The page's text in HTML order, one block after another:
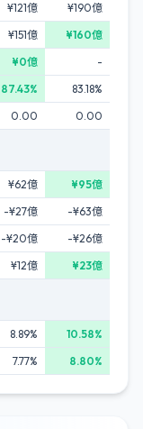
¥121億
¥190億
¥151億
¥160億
¥0億
-
87.43%
83.18%
0.00 0.00
¥62億
¥95億
-¥27億
-¥63億
-¥20億
-¥26億
¥12億 ¥23億
8.89%
10.58%
7.77% 8.80%